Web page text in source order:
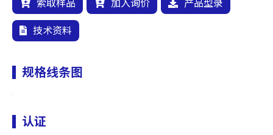
索取样品 加入询价 产品型录
技术资料
规格线条图
认证